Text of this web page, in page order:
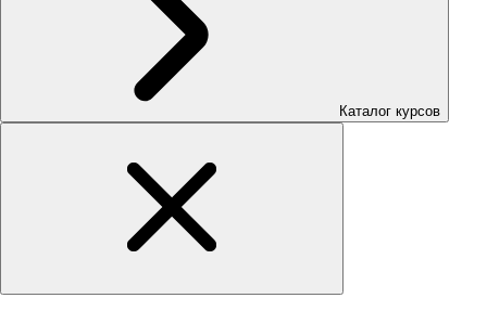
Каталог курсов